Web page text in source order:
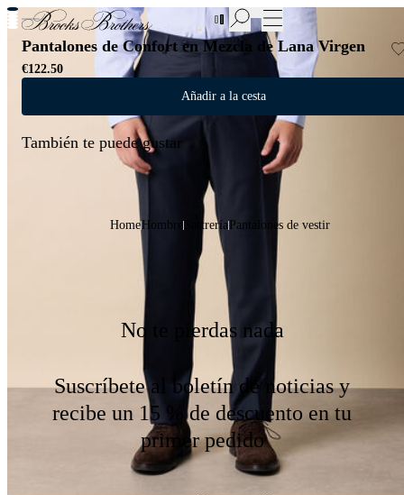
Nuevas incorporaciones a las Rebajas | Hasta 50%
Pantalones de Confort en Mezcla de Lana Virgen
€122.50
Añadir a la cesta
También te puede gustar
Home Hombre Sastrería Pantalones de vestir
No te pierdas nada
Suscríbete al boletín de noticias y
recibe un 15 % de descuento en tu
primer pedido